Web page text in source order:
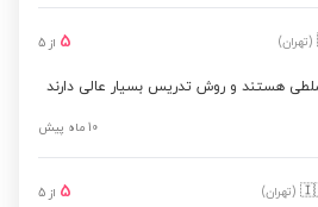
دولتی
(تهران) 5 از 5
هستند و روش تدریس بسیار عالی دارند
10 ماه پیش
(تهران) 5 از 5